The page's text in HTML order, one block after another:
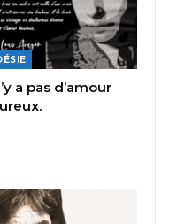
a pas d’amour